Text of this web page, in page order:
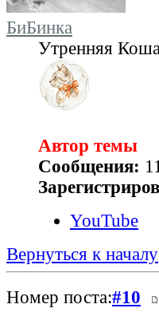
БиБинка
Утренняя
Автор темы
Сообщения:
YouTube
Вернуться к началу
Номер поста:#10